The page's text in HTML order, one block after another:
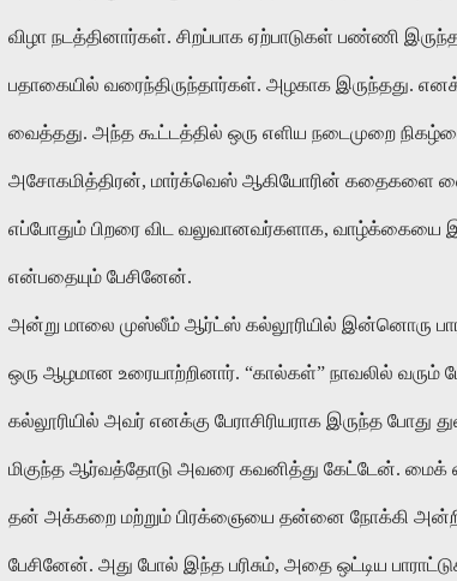
விழா நடத்தினார்கள். சிறப்பாக ஏற்பாடுகள் பண்ணி
பதாகையில் வரைந்திருந்தார்கள். அழகாக இருந்தது.
வைத்தது. அந்த கூட்டத்தில் ஒரு எளிய நடைமுறை
அசோகமித்திரன், மார்க்வெஸ் ஆகியோரின் கதைகளை
எப்போதும் பிறரை விட வலுவானவர்களாக, வாழ்க்கையை
என்பதையும் பேசினேன்.
அன்று மாலை முஸ்லீம் ஆர்ட்ஸ் கல்லூரியில் இன்னொரு
ஒரு ஆழமான உரையாற்றினார். “கால்கள்” நாவலில் வரும்
கல்லூரியில் அவர் எனக்கு பேராசிரியராக இருந்த போது
மிகுந்த ஆர்வத்தோடு அவரை கவனித்து கேட்டேன். மைக்
தன் அக்கறை மற்றும் பிரக்ஞையை தன்னை நோக்கி அன்றி
பேசினேன். அது போல் இந்த பரிசும், அதை ஒட்டிய